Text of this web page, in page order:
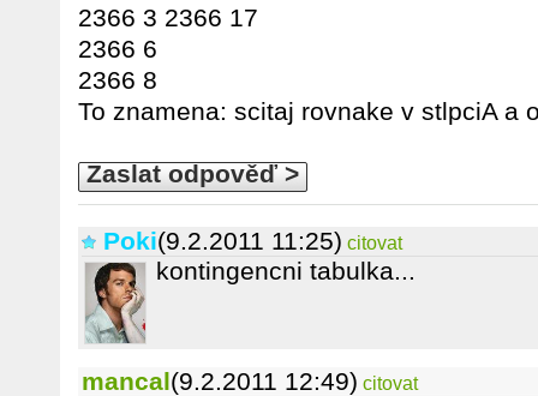
2366 3 2366 17
2366 6
2366 8
To znamena: scitaj rovnake v stlpciA a
Zaslat odpověď >
Poki(9.2.2011 11:25) citovat
kontingencni tabulka...
mancal(9.2.2011 12:49) citovat